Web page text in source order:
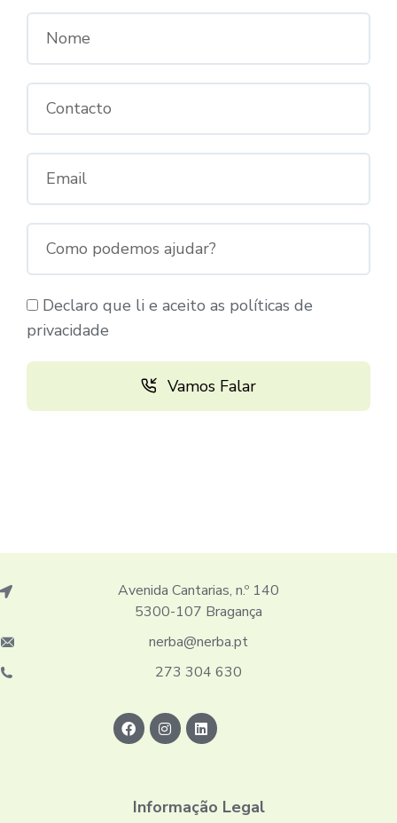
Declaro que li e aceito as políticas de
privacidade
Vamos Falar
Avenida Cantarias, n.º 140
5300-107 Bragança
nerba@nerba.pt
273 304 630
Informação Legal